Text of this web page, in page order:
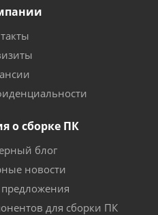
о сборке ПК
блог
новости
для сборки ПК